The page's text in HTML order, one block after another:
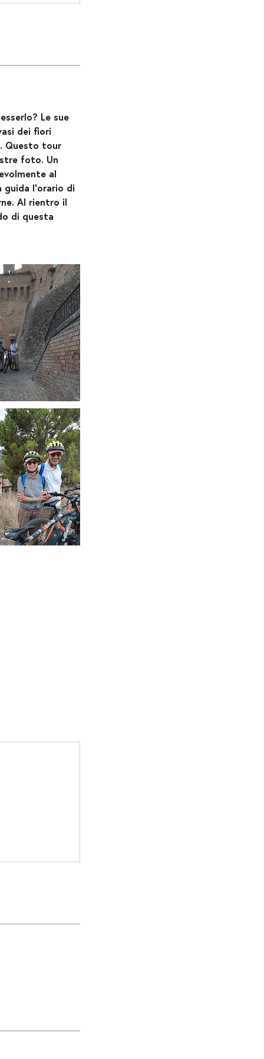
Le sue
dei fiori
Questo tour
foto. Un
al
guida l'orario di
Al rientro il
di questa